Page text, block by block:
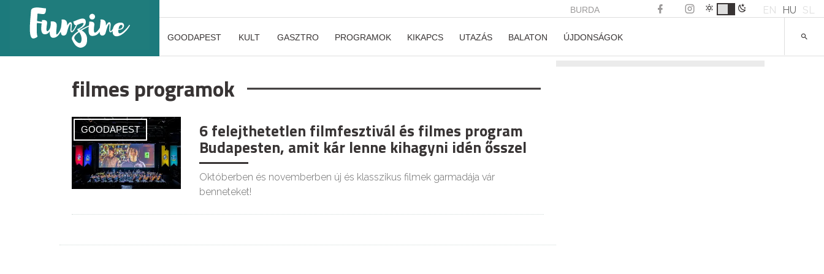
BURDA EN HU SL
GOODAPEST KULT GASZTRO PROGRAMOK KIKAPCS UTAZÁS BALATON ÚJDONSÁGOK
filmes programok
GOODAPEST 6 felejthetetlen filmfesztivál és filmes program
Budapesten, amit kár lenne kihagyni idén ősszel
Októberben és novemberben új és klasszikus filmek garmadája vár
benneteket!